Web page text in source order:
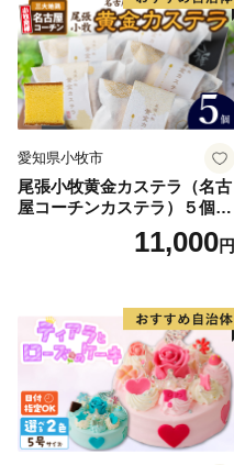
ン 常温 愛知県 小牧市 アンプ
チベアやぐま
愛知県小牧市
尾張小牧黄金カステラ（名古
屋コーチンカステラ）５個入
名古屋コーチン カステラ ザ
ラメ 常温 愛知県 小牧市 アン
11,000円